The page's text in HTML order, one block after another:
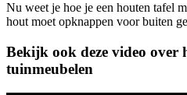
Nu weet je hoe je een houten tafel
hout moet opknappen voor buiten
Bekijk ook deze video over
tuinmeubelen